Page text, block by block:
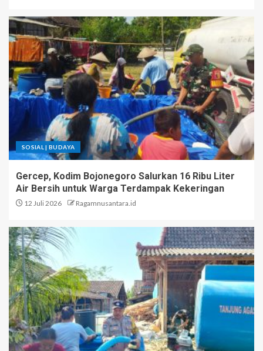
SOSIAL | BUDAYA
Gercep, Kodim Bojonegoro Salurkan 16 Ribu Liter
Air Bersih untuk Warga Terdampak Kekeringan
12 Juli 2026 Ragamnusantara.id